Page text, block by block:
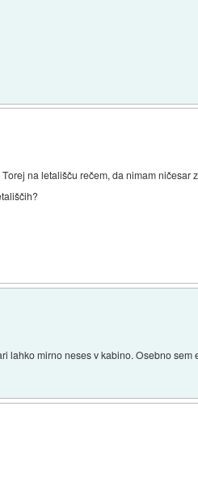
na letališču rečem, da nimam ničesar
lahko mirno neses v kabino. Osebno sem